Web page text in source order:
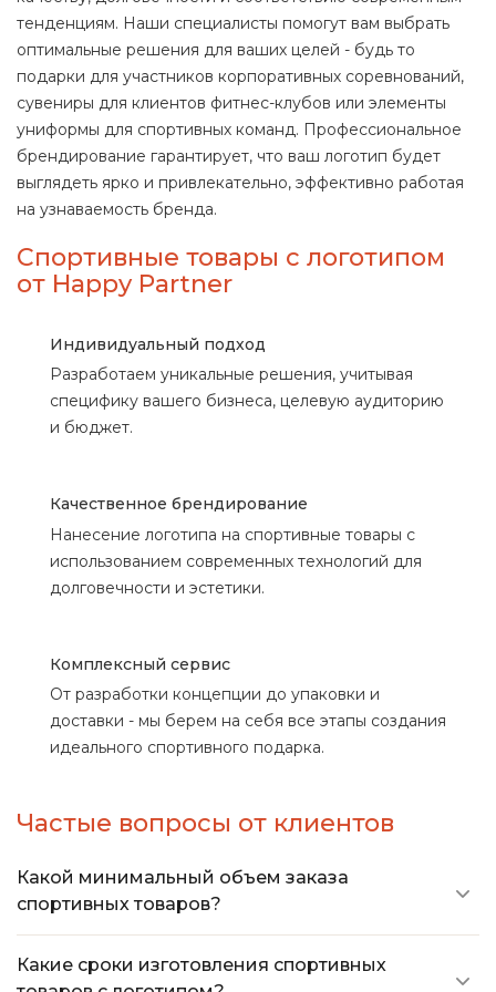
тенденциям. Наши специалисты помогут вам выбрать
оптимальные решения для ваших целей - будь то
подарки для участников корпоративных соревнований,
сувениры для клиентов фитнес-клубов или элементы
униформы для спортивных команд. Профессиональное
брендирование гарантирует, что ваш логотип будет
выглядеть ярко и привлекательно, эффективно работая
на узнаваемость бренда.
Спортивные товары с логотипом
от Happy Partner
Индивидуальный подход
Разработаем уникальные решения, учитывая
специфику вашего бизнеса, целевую аудиторию
и бюджет.
Качественное брендирование
Нанесение логотипа на спортивные товары с
использованием современных технологий для
долговечности и эстетики.
Комплексный сервис
От разработки концепции до упаковки и
доставки - мы берем на себя все этапы создания
идеального спортивного подарка.
Частые вопросы от клиентов
Какой минимальный объем заказа
спортивных товаров?
товаров с логотипом составляет от 150 000
Какие сроки изготовления спортивных